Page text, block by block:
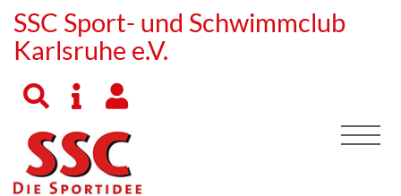
SSC Sport- und Schwimmclub
Karlsruhe e.V.